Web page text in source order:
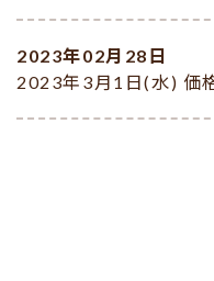
2023年02月28日
2023年3月1日(水) 価